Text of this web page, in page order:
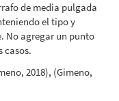
de media pulgada
el tipo y
No agregar un punto
casos.
2018), (Gimeno,